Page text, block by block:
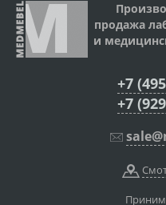
продажа
и
+7
+7